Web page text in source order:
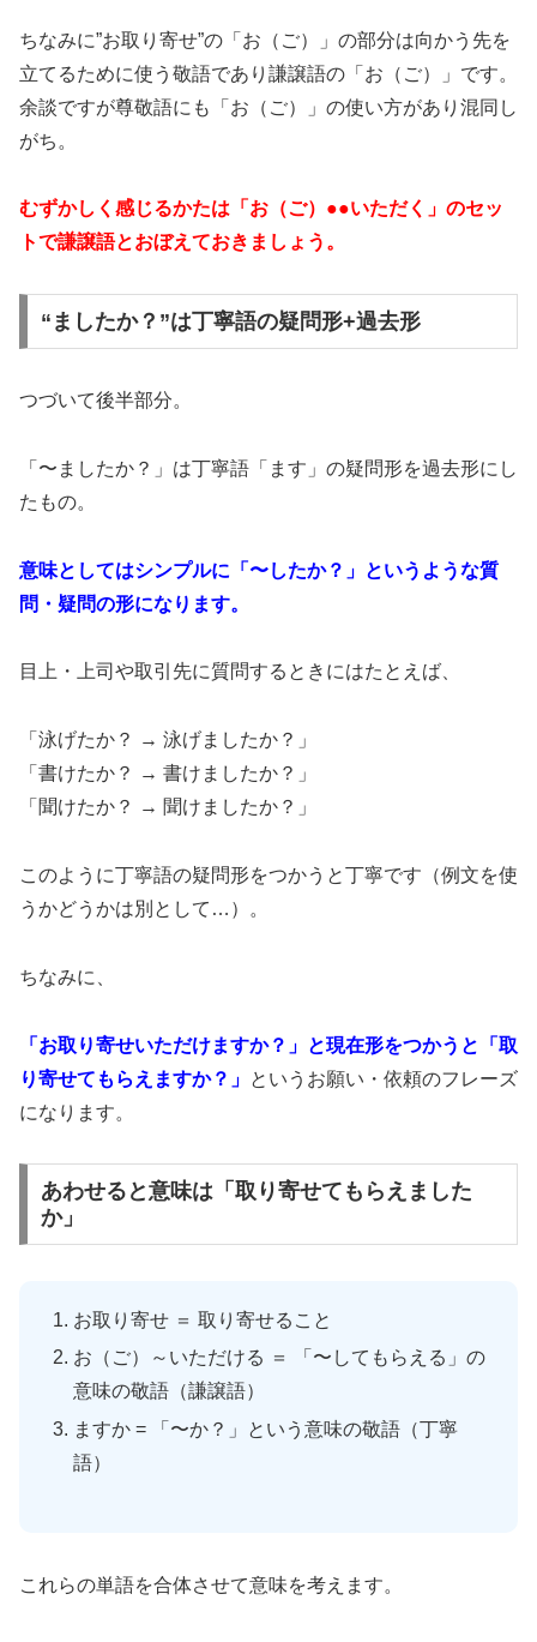
ちなみに”お取り寄せ”の「お（ご）」の部分は向かう先を
立てるために使う敬語であり謙譲語の「お（ご）」です。
余談ですが尊敬語にも「お（ご）」の使い方があり混同し
がち。
むずかしく感じるかたは「お（ご）●●いただく」のセッ
トで謙譲語とおぼえておきましょう。
“ましたか？”は丁寧語の疑問形+過去形
つづいて後半部分。
「〜ましたか？」は丁寧語「ます」の疑問形を過去形にし
たもの。
意味としてはシンプルに「〜したか？」というような質
問・疑問の形になります。
目上・上司や取引先に質問するときにはたとえば、
「泳げたか？ → 泳げましたか？」
「書けたか？ → 書けましたか？」
「聞けたか？ → 聞けましたか？」
このように丁寧語の疑問形をつかうと丁寧です（例文を使
うかどうかは別として…）。
ちなみに、
「お取り寄せいただけますか？」と現在形をつかうと「取
り寄せてもらえますか？」 というお願い・依頼のフレーズ
になります。
あわせると意味は「取り寄せてもらえました
か」
お取り寄せ ＝ 取り寄せること
お（ご）～いただける ＝ 「〜してもらえる」の
意味の敬語（謙譲語）
ますか = 「〜か？」という意味の敬語（丁寧
語）
これらの単語を合体させて意味を考えます。